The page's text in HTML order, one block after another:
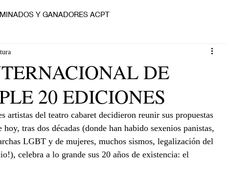
Y GANADORES ACPT
DE
20 EDICIONES
artistas del teatro cabaret decidieron reunir sus propuestas
tras dos décadas (donde han habido sexenios panistas,
LGBT y de mujeres, muchos sismos, legalización del
celebra a lo grande sus 20 años de existencia: el